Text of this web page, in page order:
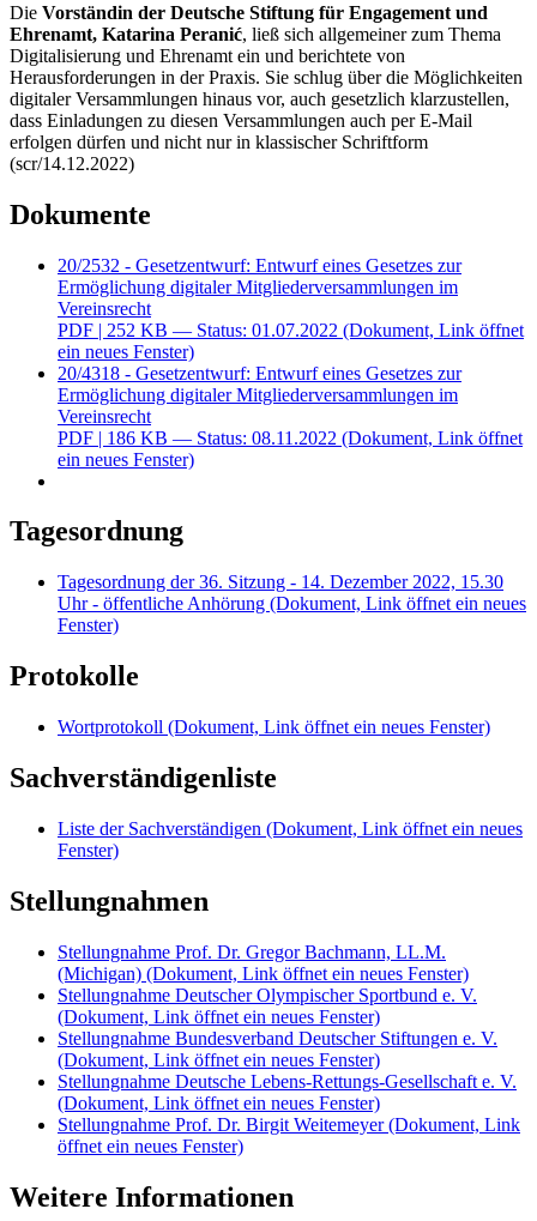
Die Vorständin der Deutsche Stiftung für Engagement und
Ehrenamt, Katarina Peranić, ließ sich allgemeiner zum Thema
Digitalisierung und Ehrenamt ein und berichtete von
Herausforderungen in der Praxis. Sie schlug über die Möglichkeiten
digitaler Versammlungen hinaus vor, auch gesetzlich klarzustellen,
dass Einladungen zu diesen Versammlungen auch per E-Mail
erfolgen dürfen und nicht nur in klassischer Schriftform
(scr/14.12.2022)
Dokumente
20/2532 - Gesetzentwurf: Entwurf eines Gesetzes zur
Ermöglichung digitaler Mitgliederversammlungen im
Vereinsrecht
PDF | 252 KB — Status: 01.07.2022 (Dokument, Link öffnet
ein neues Fenster)
20/4318 - Gesetzentwurf: Entwurf eines Gesetzes zur
Ermöglichung digitaler Mitgliederversammlungen im
Vereinsrecht
PDF | 186 KB — Status: 08.11.2022 (Dokument, Link öffnet
ein neues Fenster)
Tagesordnung
Tagesordnung der 36. Sitzung - 14. Dezember 2022, 15.30
Uhr - öffentliche Anhörung (Dokument, Link öffnet ein neues
Fenster)
Protokolle
Wortprotokoll (Dokument, Link öffnet ein neues Fenster)
Sachverständigenliste
Liste der Sachverständigen (Dokument, Link öffnet ein neues
Fenster)
Stellungnahmen
Stellungnahme Prof. Dr. Gregor Bachmann, LL.M.
(Michigan) (Dokument, Link öffnet ein neues Fenster)
Stellungnahme Deutscher Olympischer Sportbund e. V.
(Dokument, Link öffnet ein neues Fenster)
Stellungnahme Bundesverband Deutscher Stiftungen e. V.
(Dokument, Link öffnet ein neues Fenster)
Stellungnahme Deutsche Lebens-Rettungs-Gesellschaft e. V.
(Dokument, Link öffnet ein neues Fenster)
Stellungnahme Prof. Dr. Birgit Weitemeyer(Dokument, Link
öffnet ein neues Fenster)
Weitere Informationen